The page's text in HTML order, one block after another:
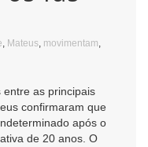
, Mateus, movimentam,
entre as principais
confirmaram que
após o
de 20 anos. O